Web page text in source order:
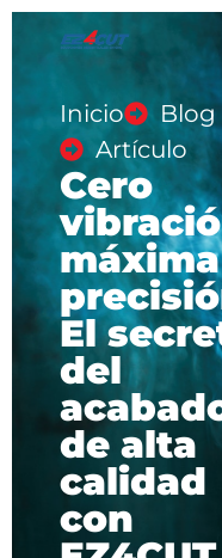
Inicio
Blog
Artículo
Cero
máxima
El
del
de alta
calidad
con